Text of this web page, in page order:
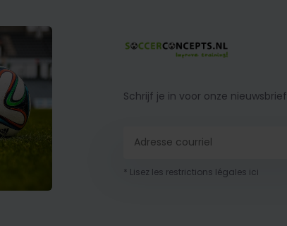
Schrijf je in voor onze nieuwsbrief
* Lisez les restrictions légales ici